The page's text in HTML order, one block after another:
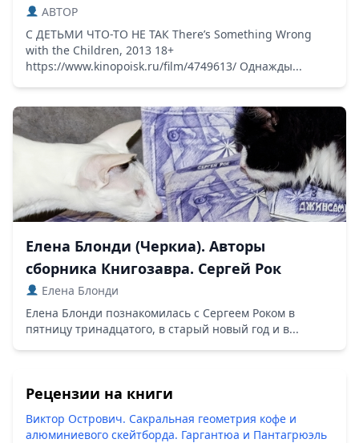
ABTOP
С ДЕТЬМИ ЧТО-ТО НЕ ТАК There’s Something Wrong
with the Children, 2013 18+
https://www.kinopoisk.ru/film/4749613/ Однажды...
Елена Блонди (Черкиа). Авторы
сборника Книгозавра. Сергей Рок
Елена Блонди
Елена Блонди познакомилась с Сергеем Роком в
пятницу тринадцатого, в старый новый год и в...
Рецензии на книги
Виктор Острович. Сакральная геометрия кофе и
алюминиевого скейтборда. Гаргантюа и Пантагрюэль